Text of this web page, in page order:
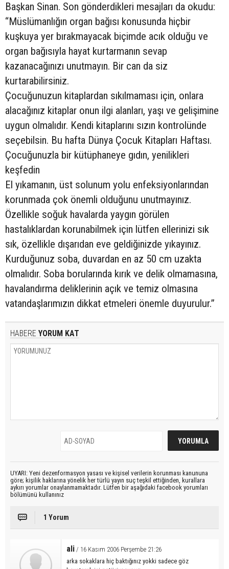
Başkan Sinan. Son gönderdikleri mesajları da okudu:
“Müslümanlığın organ bağısı konusunda hiçbir
kuşkuya yer bırakmayacak biçimde acık olduğu ve
organ bağısıyla hayat kurtarmanın sevap
kazanacağınızı unutmayın. Bir can da siz
kurtarabilirsiniz.
Çocuğunuzun kitaplardan sıkılmaması için, onlara
alacağınız kitaplar onun ilgi alanları, yaşı ve gelişimine
uygun olmalıdır. Kendi kitaplarını sızın kontrolünde
seçebilsin. Bu hafta Dünya Çocuk Kitapları Haftası.
Çocuğunuzla bir kütüphaneye gıdın, yenilikleri
keşfedin
El yıkamanın, üst solunum yolu enfeksiyonlarından
korunmada çok önemli olduğunu unutmayınız.
Özellikle soğuk havalarda yaygın görülen
hastalıklardan korunabilmek için lütfen ellerinizi sık
sık, özellikle dışarıdan eve geldiğinizde yıkayınız.
Kurduğunuz soba, duvardan en az 50 cm uzakta
olmalıdır. Soba borularında kırık ve delik olmamasına,
havalandırma deliklerinin açık ve temiz olmasına
vatandaşlarımızın dikkat etmeleri önemle duyurulur.”
HABERE YORUM KAT
UYARI: Yeni dezenformasyon yasası ve kişisel verilerin korunması kanununa
göre; kişilik haklarına yönelik her türlü yayın suç teşkil ettiğinden, kurallara
aykırı yorumlar onaylanmamaktadır. Lütfen bir aşağıdaki facebook yorumları
bölümünü kullanınız
1 Yorum
ali / 16 Kasım 2006 Perşembe 21:26
arka sokaklara hiç baktığınız yokki sadece göz